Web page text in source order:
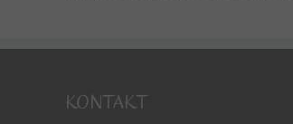
KONTAKT